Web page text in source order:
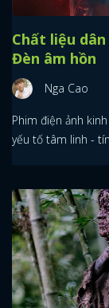
Chất liệu
Đèn âm hồn
Nga Cao
Phim điện ảnh
yếu tố tâm linh -